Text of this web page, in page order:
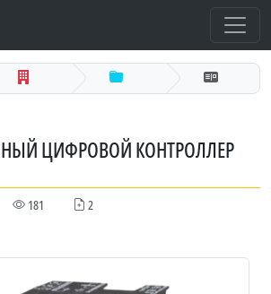
ЦИФРОВОЙ КОНТРОЛЛЕР
181 2